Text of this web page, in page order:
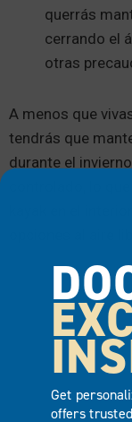
querrás
cerrando el
otras
A menos que
tendrás que
durante el
Get
offers